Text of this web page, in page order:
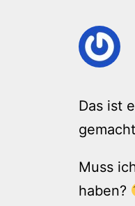
Das ist
Muss
haben?